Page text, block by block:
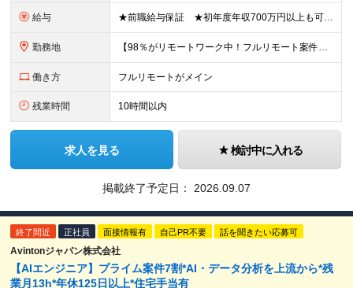
給与 ★前職給与保証 ★初年度年収700万円以上も可能 月給34万円～75万円＋賞与年2回＋各種手当 ◎スキルや経験などを考慮。前職から給与アップをお約束します！ ◎上記月給には固定残業代30時間分(6
勤務地 【98％がリモートワーク中！フルリモート案件も豊富】 秋葉原オフィス、福岡オフィス、 リモートワークまたは全国のプロジェクト先にて勤務となります ※転勤はありません ＜本社＞ 東京都台東区台東4-
働き方 フルリモートがメイン
残業時間 10時間以内
求人を見る 検討中に入れる
掲載終了予定日： 2026.09.07
終了間近 正社員 面接情報有 自己PR不要 話を聞きたい応募可
Avintonジャパン株式会社
【AIエンジニア】プライム案件7割*AI・データ分析を上流から*残
業月13h*年休125日以上*住宅手当有